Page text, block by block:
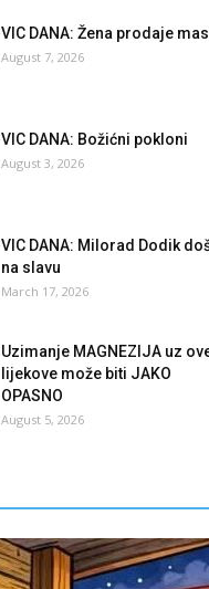
VIC DANA: Žena prodaje
August 7, 2026
VIC DANA: Božićni pokloni
August 3, 2026
VIC DANA: Milorad Dodik
na slavu
March 17, 2026
Uzimanje MAGNEZIJA uz
lijekove može biti JAKO
OPASNO
August 5, 2026